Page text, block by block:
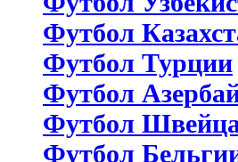
Футбол
Футбол Турции
Футбол
Футбол
Футбол